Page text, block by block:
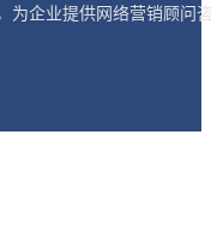
为企业提供网络营销顾问